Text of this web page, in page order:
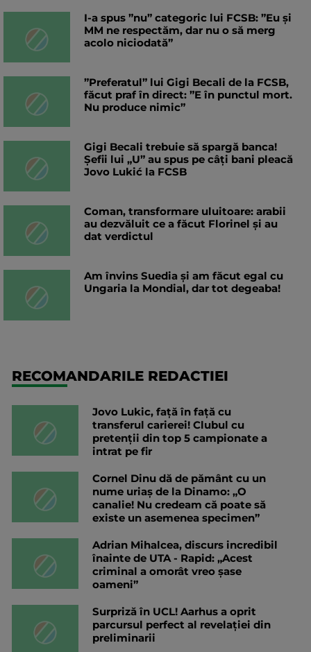
I-a spus ”nu” categoric lui FCSB: ”Eu și
MM ne respectăm, dar nu o să merg
acolo niciodată”
”Preferatul” lui Gigi Becali de la FCSB,
făcut praf în direct: ”E în punctul mort.
Nu produce nimic”
Gigi Becali trebuie să spargă banca!
Șefii lui „U” au spus pe câți bani pleacă
Jovo Lukić la FCSB
Coman, transformare uluitoare: arabii
au dezvăluit ce a făcut Florinel și au
dat verdictul
Am învins Suedia și am făcut egal cu
Ungaria la Mondial, dar tot degeaba!
RECOMANDARILE REDACTIEI
Jovo Lukic, față în față cu
transferul carierei! Clubul cu
pretenții din top 5 campionate a
intrat pe fir
Cornel Dinu dă de pământ cu un
nume uriaș de la Dinamo: „O
canalie! Nu credeam că poate să
existe un asemenea specimen”
Adrian Mihalcea, discurs incredibil
înainte de UTA - Rapid: „Acest
criminal a omorât vreo șase
oameni”
Surpriză în UCL! Aarhus a oprit
parcursul perfect al revelației din
preliminarii